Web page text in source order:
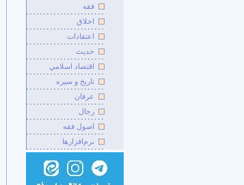
فقه
اخلاق
اعتقادات
حديث
اقتصاد اسلامي
تاريخ و سيره
عرفان
رجال
اصول فقه
نرم‌افزارها